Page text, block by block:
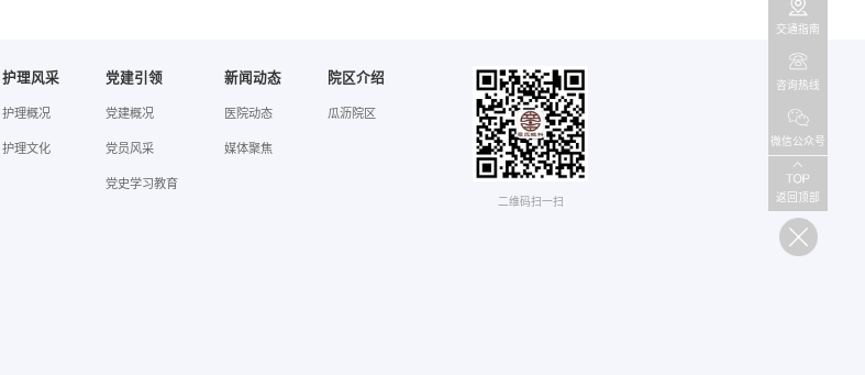
护理风采
护理概况
护理文化
党建引领
党建概况
党员风采
党史学习教育
新闻动态
医院动态
媒体聚焦
院区介绍
瓜沥院区
二维码扫一扫
交通指南
咨询热线
电话: 0571-82508606
微信公众号
返回顶部